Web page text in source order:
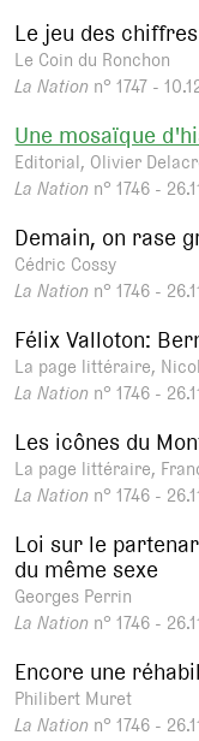
Le jeu des
Le Coin du Ronchon
La Nation n° 1747 -
Une mosaïque
Editorial, Olivier
La Nation n° 1746 -
Demain, on rase
Cédric Cossy
La Nation n° 1746 -
Félix Valloton:
La page littéraire,
La Nation n° 1746 -
Les icônes du
La page littéraire,
La Nation n° 1746 -
Loi sur le
du même sexe
Georges Perrin
La Nation n° 1746 -
Encore une
Philibert Muret
La Nation n° 1746 -